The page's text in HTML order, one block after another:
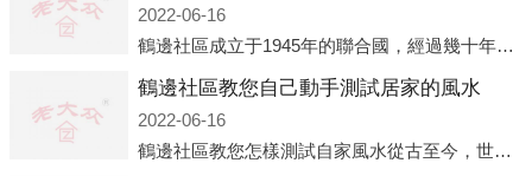
2022-06-16
鶴邊社區成立于1945年的聯合國，經過幾十年的發展，如今擁有193個成員國。擁有如此眾多會員國的聯合國，可以說是世界上最具代表性的國際組織，也是世界上分量最重、有著較高話語權的國際組織。但以美國為首的西方國家
鶴邊社區教您自己動手測試居家的風水
2022-06-16
鶴邊社區教您怎樣測試自家風水從古至今，世界各地的人們都在研究人在乾坤中的位置以及它們所形成的關系。通過探究季節轉換、星象變化，并且在所觀測到的自然規律的指導下，人們開始認識到居住在不同住宅中的人，其一生中的財